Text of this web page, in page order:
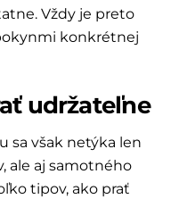
Vždy je preto
konkrétnej
udržateľne
sa však netýka len
ale aj samotného
tipov, ako prať